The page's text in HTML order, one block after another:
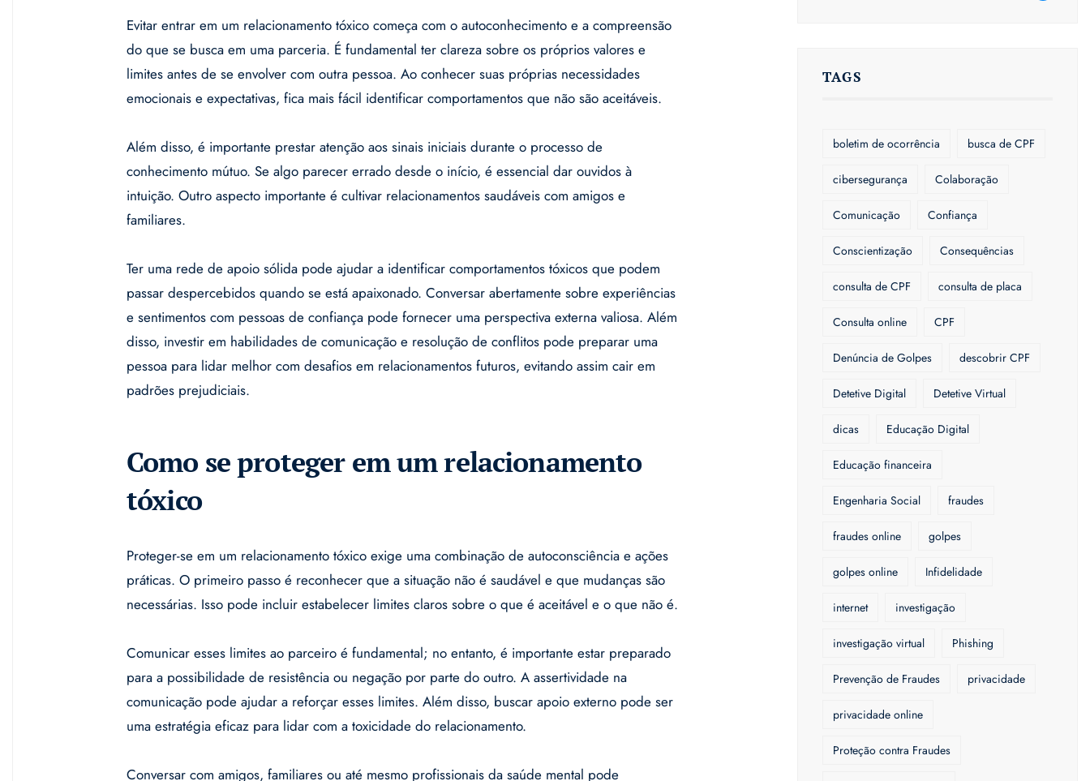
Evitar entrar em um relacionamento tóxico começa com o autoconhecimento e a compreensão
do que se busca em uma parceria. É fundamental ter clareza sobre os próprios valores e
limites antes de se envolver com outra pessoa. Ao conhecer suas próprias necessidades
emocionais e expectativas, fica mais fácil identificar comportamentos que não são aceitáveis.
Além disso, é importante prestar atenção aos sinais iniciais durante o processo de
conhecimento mútuo. Se algo parecer errado desde o início, é essencial dar ouvidos à
intuição. Outro aspecto importante é cultivar relacionamentos saudáveis com amigos e
familiares.
Ter uma rede de apoio sólida pode ajudar a identificar comportamentos tóxicos que podem
passar despercebidos quando se está apaixonado. Conversar abertamente sobre experiências
e sentimentos com pessoas de confiança pode fornecer uma perspectiva externa valiosa. Além
disso, investir em habilidades de comunicação e resolução de conflitos pode preparar uma
pessoa para lidar melhor com desafios em relacionamentos futuros, evitando assim cair em
padrões prejudiciais.
Como se proteger em um relacionamento
tóxico
Proteger-se em um relacionamento tóxico exige uma combinação de autoconsciência e ações
práticas. O primeiro passo é reconhecer que a situação não é saudável e que mudanças são
necessárias. Isso pode incluir estabelecer limites claros sobre o que é aceitável e o que não é.
Comunicar esses limites ao parceiro é fundamental; no entanto, é importante estar preparado
para a possibilidade de resistência ou negação por parte do outro. A assertividade na
comunicação pode ajudar a reforçar esses limites. Além disso, buscar apoio externo pode ser
uma estratégia eficaz para lidar com a toxicidade do relacionamento.
Conversar com amigos, familiares ou até mesmo profissionais da saúde mental pode
TAGS
boletim de ocorrência busca de CPF
cibersegurança Colaboração
Comunicação Confiança
Conscientização Consequências
consulta de CPF consulta de placa
Consulta online CPF
Denúncia de Golpes descobrir CPF
Detetive Digital Detetive Virtual
dicas Educação Digital
Educação financeira
Engenharia Social fraudes
fraudes online golpes
golpes online Infidelidade
internet investigação
investigação virtual Phishing
Prevenção de Fraudes privacidade
privacidade online
Proteção contra Fraudes